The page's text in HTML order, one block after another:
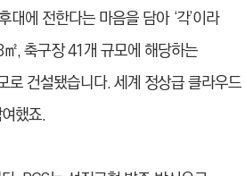
에 전한다는 마음을 담아 ‘각’이라
, 축구장 41개 규모에 해당하는
건설됐습니다. 세계 정상급 클라우드
했죠.